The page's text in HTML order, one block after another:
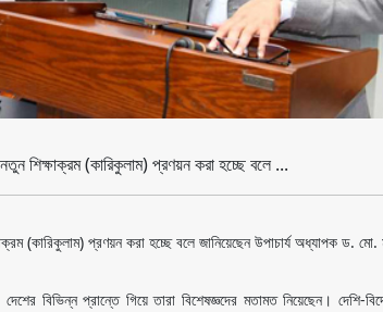
নতুন শিক্ষাক্রম (কারিকুলাম) প্রণয়ন করা হচ্ছে বলে ...
(কারিকুলাম) প্রণয়ন করা হচ্ছে বলে জানিয়েছেন উপাচার্য অধ্যাপক ড.
বিভিন্ন প্রান্তে গিয়ে তারা বিশেষজ্ঞদের মতামত নিয়েছেন। দেশি-